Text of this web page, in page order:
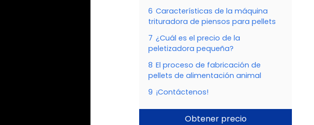
6 Características de la máquina
trituradora de piensos para pellets
7 ¿Cuál es el precio de la
peletizadora pequeña?
8 El proceso de fabricación de
pellets de alimentación animal
9 ¡Contáctenos!
Obtener precio